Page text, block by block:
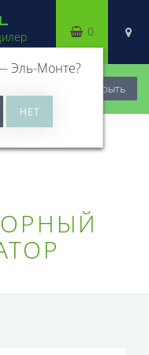
Закрыть
Эль-Монте?
0